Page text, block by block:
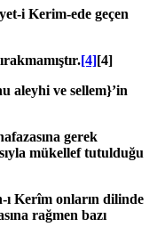
i Kerim-ede geçen
[4][4]
aleyhi ve sellem}’in
gerek
mükellef tutulduğu
ı Kerîm onların dilinde
rağmen bazı